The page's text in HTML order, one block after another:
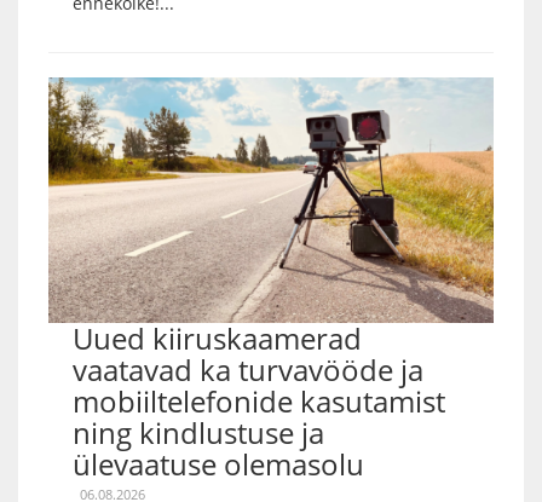
Uued kiiruskaamerad
vaatavad ka turvavööde ja
mobiiltelefonide kasutamist
ning kindlustuse ja
ülevaatuse olemasolu
06.08.2026